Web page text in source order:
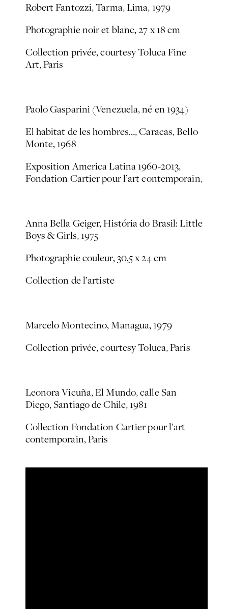
Robert Fantozzi,Tarma, Lima, 1979
Photographie noir et blanc, 27 x 18 cm
Collection privée, courtesy Toluca Fine
Art, Paris
Paolo Gasparini (Venezuela, né en 1934)
El habitat de les hombres…, Caracas, Bello
Monte, 1968
ExpositionAmerica Latina 1960-2013,
Fondation Cartier pour l’art contemporain,
Anna Bella Geiger,História do Brasil: Little
Boys & Girls, 1975
Photographie couleur, 30,5 x 24 cm
Collection de l’artiste
Marcelo Montecino,Managua, 1979
Collection privée, courtesy Toluca, Paris
Leonora Vicuña,El Mundo, calle San
Diego, Santiago de Chile, 1981
Collection Fondation Cartier pour l’art
contemporain, Paris